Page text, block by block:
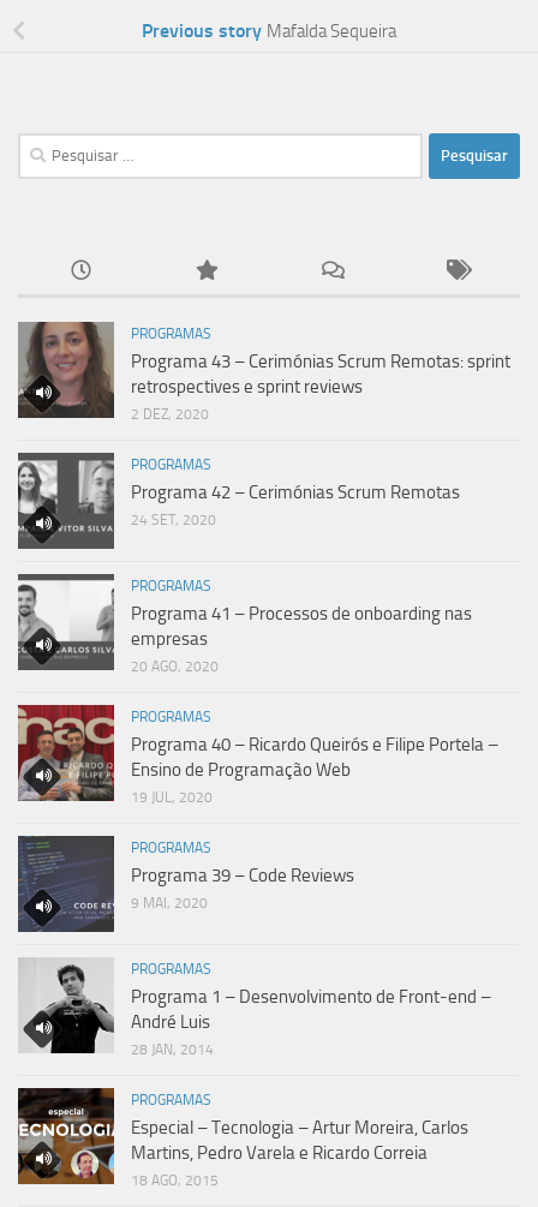
Previous story Mafalda Sequeira
Pesquisar
por:
PROGRAMAS
Programa 43 – Cerimónias Scrum Remotas: sprint
retrospectives e sprint reviews
2 DEZ, 2020
PROGRAMAS
Programa 42 – Cerimónias Scrum Remotas
24 SET, 2020
PROGRAMAS
Programa 41 – Processos de onboarding nas
empresas
20 AGO, 2020
PROGRAMAS
Programa 40 – Ricardo Queirós e Filipe Portela –
Ensino de Programação Web
19 JUL, 2020
PROGRAMAS
Programa 39 – Code Reviews
9 MAI, 2020
PROGRAMAS
Programa 1 – Desenvolvimento de Front-end –
André Luis
28 JAN, 2014
PROGRAMAS
Especial – Tecnologia – Artur Moreira, Carlos
Martins, Pedro Varela e Ricardo Correia
18 AGO, 2015